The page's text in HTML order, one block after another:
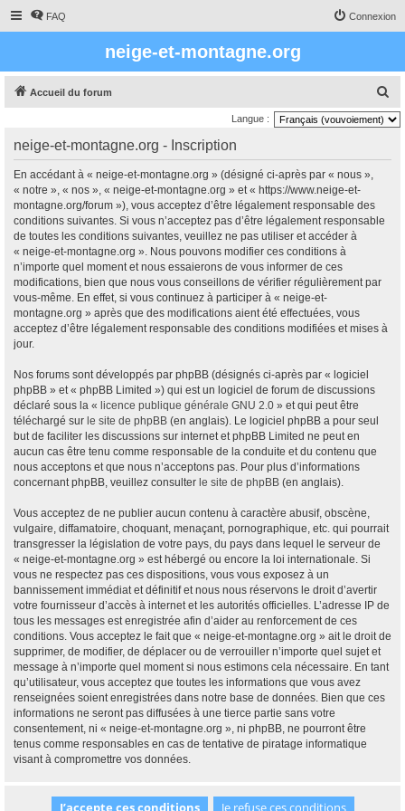
FAQ Connexion
neige-et-montagne.org
Accueil du forum
e
Langue :
neige-et-montagne.org - Inscription
En accédant à « neige-et-montagne.org » (désigné ci-après par « nous »,
« notre », « nos », « neige-et-montagne.org » et « https://www.neige-et-
montagne.org/forum »), vous acceptez d’être légalement responsable des
conditions suivantes. Si vous n’acceptez pas d’être légalement responsable
de toutes les conditions suivantes, veuillez ne pas utiliser et accéder à
« neige-et-montagne.org ». Nous pouvons modifier ces conditions à
n’importe quel moment et nous essaierons de vous informer de ces
modifications, bien que nous vous conseillons de vérifier régulièrement par
vous-même. En effet, si vous continuez à participer à « neige-et-
montagne.org » après que des modifications aient été effectuées, vous
acceptez d’être légalement responsable des conditions modifiées et mises à
jour.
Nos forums sont développés par phpBB (désignés ci-après par « logiciel
phpBB » et « phpBB Limited ») qui est un logiciel de forum de discussions
déclaré sous la « licence publique générale GNU 2.0 » et qui peut être
téléchargé sur le site de phpBB (en anglais). Le logiciel phpBB a pour seul
but de faciliter les discussions sur internet et phpBB Limited ne peut en
aucun cas être tenu comme responsable de la conduite et du contenu que
nous acceptons et que nous n’acceptons pas. Pour plus d’informations
concernant phpBB, veuillez consulter le site de phpBB (en anglais).
Vous acceptez de ne publier aucun contenu à caractère abusif, obscène,
vulgaire, diffamatoire, choquant, menaçant, pornographique, etc. qui pourrait
transgresser la législation de votre pays, du pays dans lequel le serveur de
« neige-et-montagne.org » est hébergé ou encore la loi internationale. Si
vous ne respectez pas ces dispositions, vous vous exposez à un
bannissement immédiat et définitif et nous nous réservons le droit d’avertir
votre fournisseur d’accès à internet et les autorités officielles. L’adresse IP de
tous les messages est enregistrée afin d’aider au renforcement de ces
conditions. Vous acceptez le fait que « neige-et-montagne.org » ait le droit de
supprimer, de modifier, de déplacer ou de verrouiller n’importe quel sujet et
message à n’importe quel moment si nous estimons cela nécessaire. En tant
qu’utilisateur, vous acceptez que toutes les informations que vous avez
renseignées soient enregistrées dans notre base de données. Bien que ces
informations ne seront pas diffusées à une tierce partie sans votre
consentement, ni « neige-et-montagne.org », ni phpBB, ne pourront être
tenus comme responsables en cas de tentative de piratage informatique
visant à compromettre vos données.